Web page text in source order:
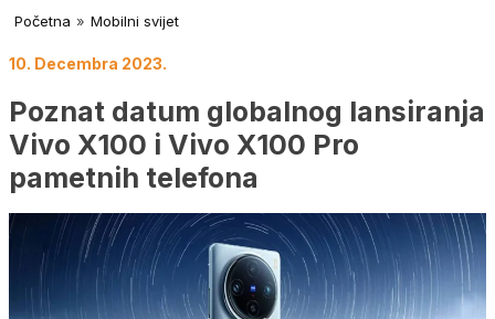
Početna » Mobilni svijet
10. Decembra 2023.
Poznat datum globalnog lansiranja
Vivo X100 i Vivo X100 Pro
pametnih telefona